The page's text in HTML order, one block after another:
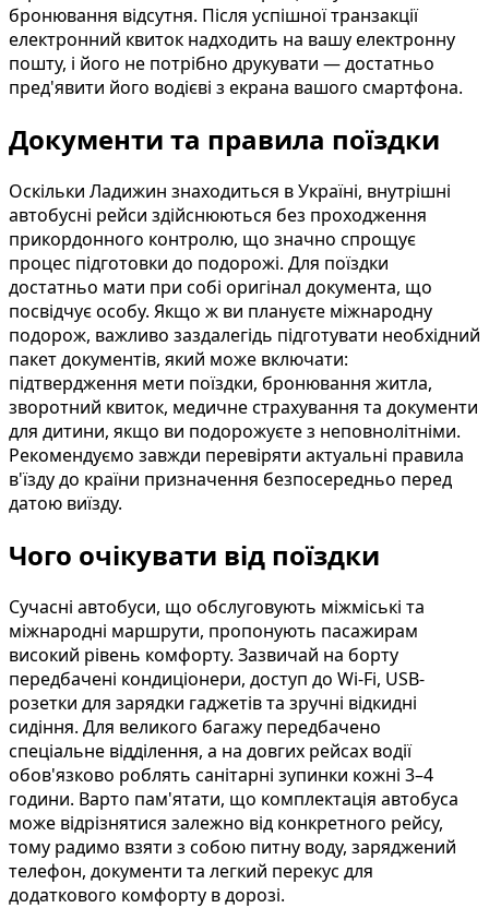
бронювання відсутня. Після успішної транзакції
електронний квиток надходить на вашу електронну
пошту, і його не потрібно друкувати — достатньо
пред'явити його водієві з екрана вашого смартфона.
Документи та правила поїздки
Оскільки Ладижин знаходиться в Україні, внутрішні
автобусні рейси здійснюються без проходження
прикордонного контролю, що значно спрощує
процес підготовки до подорожі. Для поїздки
достатньо мати при собі оригінал документа, що
посвідчує особу. Якщо ж ви плануєте міжнародну
подорож, важливо заздалегідь підготувати необхідний
пакет документів, який може включати:
підтвердження мети поїздки, бронювання житла,
зворотний квиток, медичне страхування та документи
для дитини, якщо ви подорожуєте з неповнолітніми.
Рекомендуємо завжди перевіряти актуальні правила
в'їзду до країни призначення безпосередньо перед
датою виїзду.
Чого очікувати від поїздки
Сучасні автобуси, що обслуговують міжміські та
міжнародні маршрути, пропонують пасажирам
високий рівень комфорту. Зазвичай на борту
передбачені кондиціонери, доступ до Wi-Fi, USB-
розетки для зарядки гаджетів та зручні відкидні
сидіння. Для великого багажу передбачено
спеціальне відділення, а на довгих рейсах водії
обов'язково роблять санітарні зупинки кожні 3–4
години. Варто пам'ятати, що комплектація автобуса
може відрізнятися залежно від конкретного рейсу,
тому радимо взяти з собою питну воду, заряджений
телефон, документи та легкий перекус для
додаткового комфорту в дорозі.